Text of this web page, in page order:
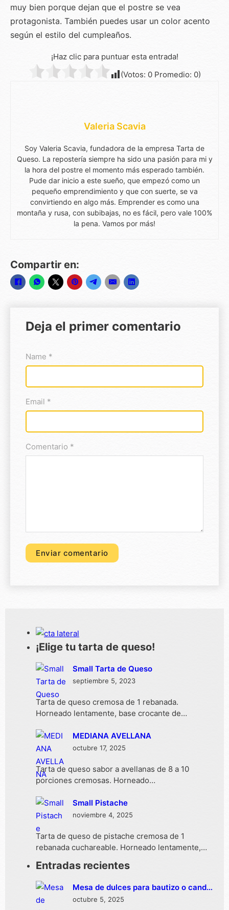
muy bien porque dejan que el postre se vea
protagonista. También puedes usar un color acento
según el estilo del cumpleaños.
¡Haz clic para puntuar esta entrada!
(Votos: 0Promedio: 0)
Valeria Scavia
Soy Valeria Scavia, fundadora de la empresa Tarta de
Queso. La repostería siempre ha sido una pasión para mi y
la hora del postre el momento más esperado también.
Pude dar inicio a este sueño, que empezó como un
pequeño emprendimiento y que con suerte, se va
convirtiendo en algo más. Emprender es como una
montaña y rusa, con subibajas, no es fácil, pero vale 100%
la pena. Vamos por más!
Compartir en:
Deja el primer comentario
Name *
Email *
Comentario *
¡Elige tu tarta de queso!
Small Tarta de Queso
septiembre 5, 2023
Tarta de queso cremosa de 1 rebanada.
Horneado lentamente, base crocante de…
MEDIANA AVELLANA
octubre 17, 2025
Tarta de queso sabor a avellanas de 8 a 10
porciones cremosas. Horneado…
Small Pistache
noviembre 4, 2025
Tarta de queso de pistache cremosa de 1
rebanada cuchareable. Horneado lentamente,…
Entradas recientes
Mesa de dulces para bautizo o candy
bar ¡10 ideas para ese día especial!
octubre 5, 2025